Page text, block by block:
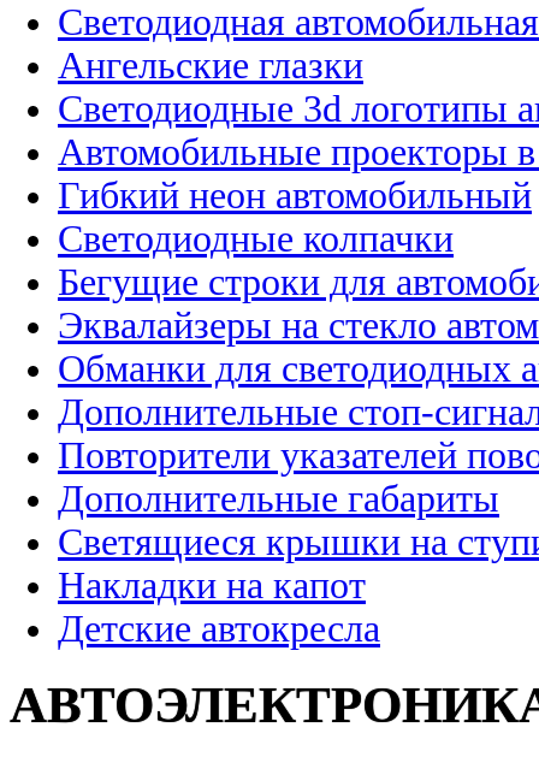
Светодиодная
Ангельские глазки
Светодиодные 3d логотипы
Автомобильные проекторы
Гибкий неон автомобильный
Светодиодные колпачки
Бегущие строки для
Эквалайзеры на стекло
Обманки для светодиодных
Дополнительные стоп-
Повторители указателей
Дополнительные габариты
Светящиеся крышки на
Накладки на капот
Детские автокресла